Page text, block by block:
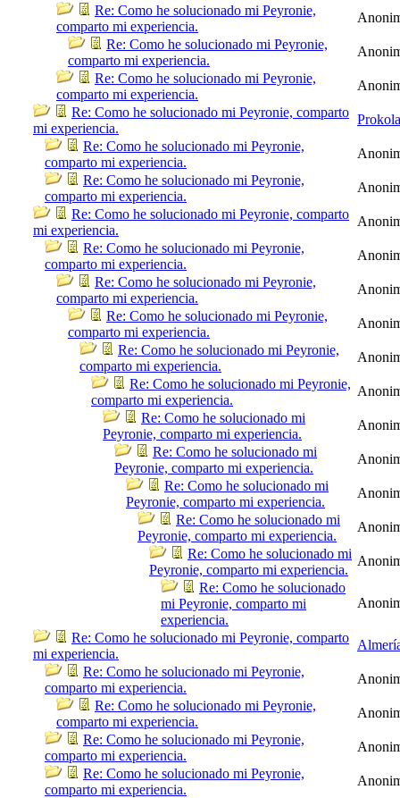
Re: Como he solucionado mi Peyronie,
comparto mi experiencia.
Re: Como he solucionado mi Peyronie,
comparto mi experiencia.
Re: Como he solucionado mi Peyronie,
comparto mi experiencia.
Re: Como he solucionado mi Peyronie, comparto
mi experiencia.
Prokola
Re: Como he solucionado mi Peyronie,
comparto mi experiencia.
Re: Como he solucionado mi Peyronie,
comparto mi experiencia.
Re: Como he solucionado mi Peyronie, comparto
mi experiencia.
Re: Como he solucionado mi Peyronie,
comparto mi experiencia.
Re: Como he solucionado mi Peyronie,
comparto mi experiencia.
Re: Como he solucionado mi Peyronie,
comparto mi experiencia.
Re: Como he solucionado mi Peyronie,
comparto mi experiencia.
Re: Como he solucionado mi Peyronie,
comparto mi experiencia.
Re: Como he solucionado mi
Peyronie, comparto mi experiencia.
Re: Como he solucionado mi
Peyronie, comparto mi experiencia.
Re: Como he solucionado mi
Peyronie, comparto mi experiencia.
Re: Como he solucionado mi
Peyronie, comparto mi experiencia.
Re: Como he solucionado mi
Peyronie, comparto mi experiencia.
Re: Como he solucionado
mi Peyronie, comparto mi
experiencia.
Re: Como he solucionado mi Peyronie, comparto
mi experiencia.
Re: Como he solucionado mi Peyronie,
comparto mi experiencia.
Re: Como he solucionado mi Peyronie,
comparto mi experiencia.
Re: Como he solucionado mi Peyronie,
comparto mi experiencia.
Re: Como he solucionado mi Peyronie,
comparto mi experiencia.